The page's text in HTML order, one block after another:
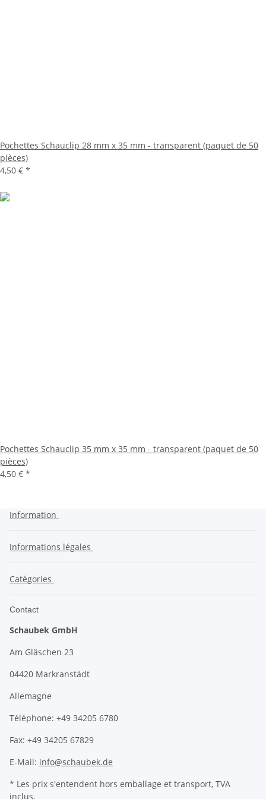
Pochettes Schauclip 28 mm x 35 mm - transparent (paquet de 50
pièces)
4,50 € *
Pochettes Schauclip 35 mm x 35 mm - transparent (paquet de 50
pièces)
4,50 € *
Information
Informations légales
Catégories
Contact
Schaubek GmbH
Am Gläschen 23
04420 Markranstädt
Allemagne
Téléphone: +49 34205 6780
Fax: +49 34205 67829
E-Mail: info@schaubek.de
* Les prix s'entendent hors emballage et transport, TVA
inclus.